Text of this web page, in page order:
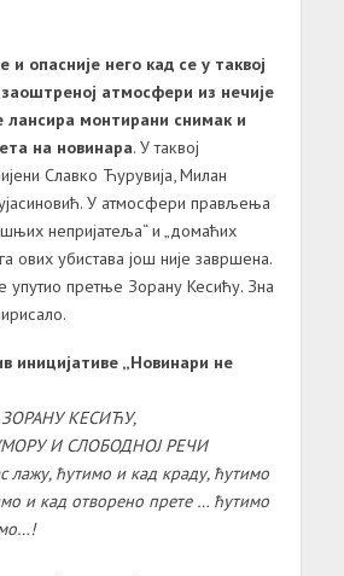
опасније него кад се у таквој
атмосфери из нечије
лансира монтирани снимак и
на новинара. У таквој
Славко Ћурувија, Милан
У атмосфери прављења
непријатеља“ и „домаћих
ових убистава још није завршена.
упутио претње Зорану Кесићу. Зна
иницијативе „Новинари не
КЕСИЋУ,
И СЛОБОДНОЈ РЕЧИ
лaжу, ћутимо и кaд крaду, ћутимо
и кaд отворено прете … ћутимо